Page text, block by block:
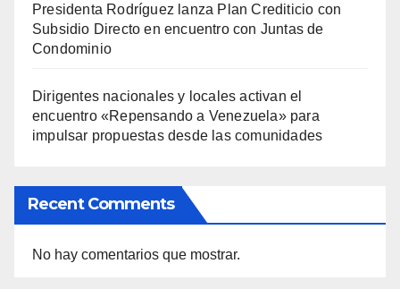
Presidenta Rodríguez lanza Plan Crediticio con
Subsidio Directo en encuentro con Juntas de
Condominio
Dirigentes nacionales y locales activan el
encuentro «Repensando a Venezuela» para
impulsar propuestas desde las comunidades
Recent Comments
No hay comentarios que mostrar.